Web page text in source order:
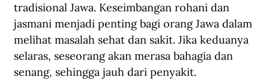
tradisional Jawa. Keseimbangan rohani dan
jasmani menjadi penting bagi orang Jawa dalam
melihat masalah sehat dan sakit. Jika keduanya
selaras, seseorang akan merasa bahagia dan
senang, sehingga jauh dari penyakit.